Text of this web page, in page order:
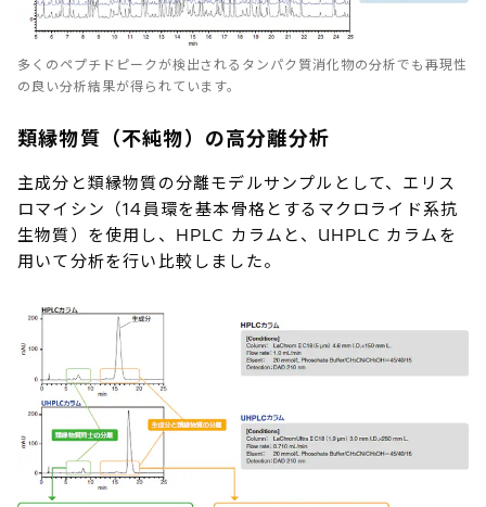
多くのペプチドピークが検出されるタンパク質消化物の分析でも再現性
の良い分析結果が得られています。
類縁物質（不純物）の高分離分析
主成分と類縁物質の分離モデルサンプルとして、エリス
ロマイシン（14員環を基本骨格とするマクロライド系抗
生物質）を使用し、HPLC カラムと、UHPLC カラムを
用いて分析を行い比較しました。